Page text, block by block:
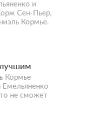
и
Сен-Пьер,
Кормье.
лучшим
Кормье
Емельяненко
не сможет